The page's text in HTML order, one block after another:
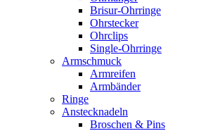
Brisur-Ohrringe
Ohrstecker
Ohrclips
Single-Ohrringe
Armschmuck
Armreifen
Armbänder
Ringe
Anstecknadeln
Broschen & Pins